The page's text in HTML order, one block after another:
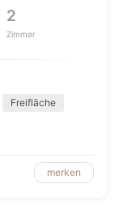
2
Zimmer
Freifläche
merken